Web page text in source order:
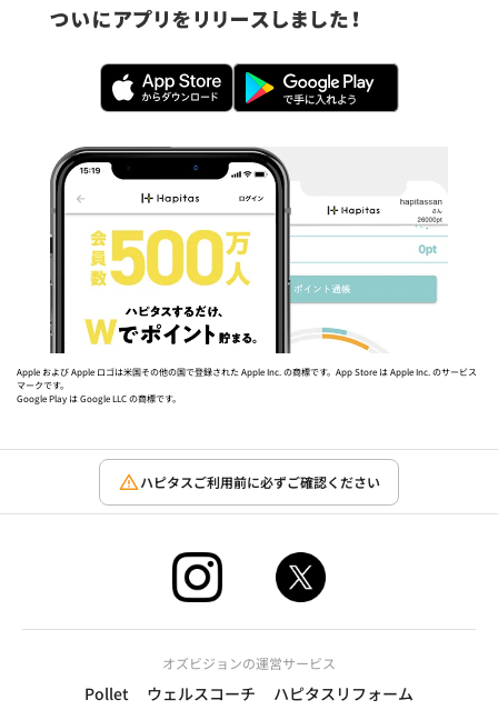
Apple および Apple ロゴは米国その他の国で登録された Apple Inc. の商標です。App Store は Apple Inc. のサービス
マークです。
Google Play は Google LLC の商標です。
ハピタスご利用前に必ずご確認ください
オズビジョンの運営サービス
Pollet ウェルスコーチ ハピタスリフォーム